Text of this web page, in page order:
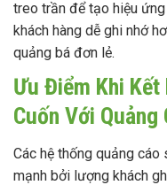
treo trần để tạo hiệu
khách hàng dễ ghi nhớ
quảng bá đơn lẻ.
Ưu Điểm Khi Kết
Cuốn Với Quảng
Các hệ thống quảng
mạnh bởi lượng khách